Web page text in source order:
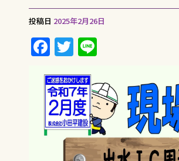
投稿日 2025年2月26日
F
c
e
b
T
it
te
r
e